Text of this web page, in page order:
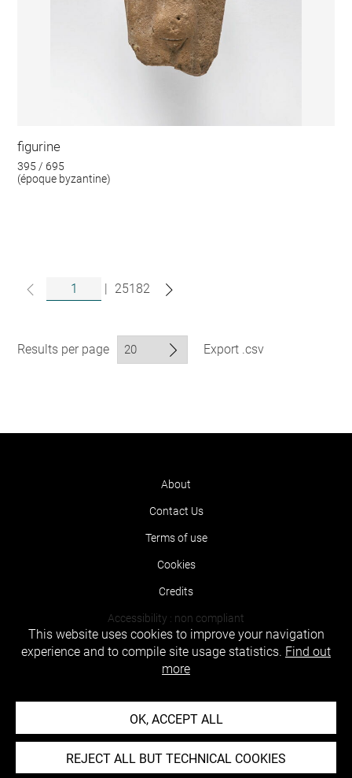
figurine
395 / 695
(époque byzantine)
| 25182
Results per page Export .csv
About
Contact Us
Terms of use
Cookies
Credits
Accessibility : non compliant
This website uses cookies to improve your navigation
experience and to compile site usage statistics. Find out
more
OK, ACCEPT ALL
REJECT ALL BUT TECHNICAL COOKIES